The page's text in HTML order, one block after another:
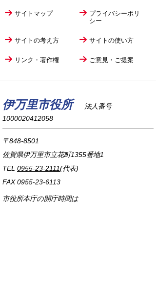
サイトマップ
プライバシーポリ
シー
サイトの考え方 サイトの使い方
リンク・著作権 ご意見・ご提案
伊万里市役所
法人番号
1000020412058
〒848-8501
佐賀県伊万里市立花町1355番地1
TEL 0955-23-2111(代表)
FAX 0955-23-6113
市役所本庁の開庁時間は